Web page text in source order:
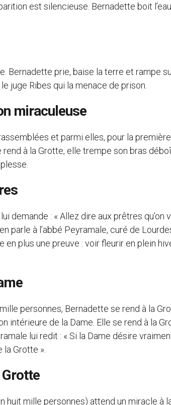
est silencieuse. Bernadette boit
Bernadette prie, baise la terre et rampe
juge Ribes qui la menace de prison.
miraculeuse
et parmi elles, pour la
rend à la Grotte, elle trempe son bras
demande : « Allez dire aux prêtres qu’on
parle à l’abbé Peyramale, curé de
en plus une preuve : voir fleurir en plein
personnes, Bernadette se rend à la
intérieure de la Dame. Elle se rend à la
lui redit : « Si la Dame désire
la Grotte ».
huit mille personnes) attend un miracle à